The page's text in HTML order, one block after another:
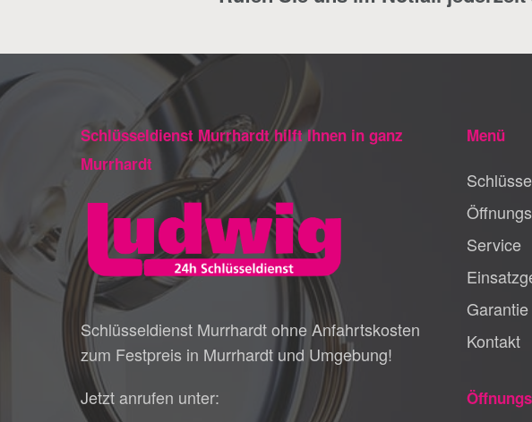
Schlüsseldienst Murrhardt hilft Ihnen in ganz
Murrhardt
Schlüsseldienst Murrhardt ohne Anfahrtskosten
zum Festpreis in Murrhardt und Umgebung!
Jetzt anrufen unter:
Menü
Service
Garantie
Kontakt